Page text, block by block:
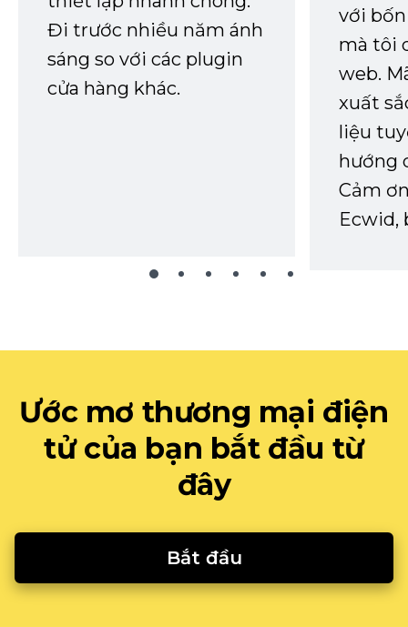
Đi trước nhiều năm ánh
sáng so với các plugin
cửa hàng khác.
với
mà tôi
web.
xuất
liệu
hướng
Cảm
Ecwid,
Ước mơ thương mại điện
tử của bạn bắt đầu từ
đây
Bắt đầu